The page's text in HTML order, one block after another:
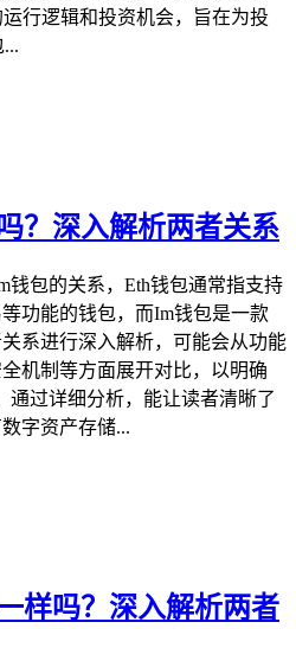
行逻辑和投资机会，旨在为投
？深入解析两者关系
钱包的关系，Eth钱包通常指支持
功能的钱包，而Im钱包是一款
系进行深入解析，可能会从功能
机制等方面展开对比，以明确
通过详细分析，能让读者清晰了
字资产存储...
样吗？深入解析两者